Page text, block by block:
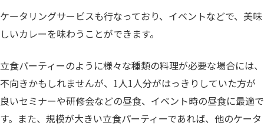
ケータリングサービスも行なっており、イベントなどで、美味
しいカレーを味わうことができます。
立食パーティーのように様々な種類の料理が必要な場合には、
不向きかもしれませんが、1人1人分がはっきりしていた方が
良いセミナーや研修会などの昼食、イベント時の昼食に最適で
す。また、規模が大きい立食パーティーであれば、他のケータ